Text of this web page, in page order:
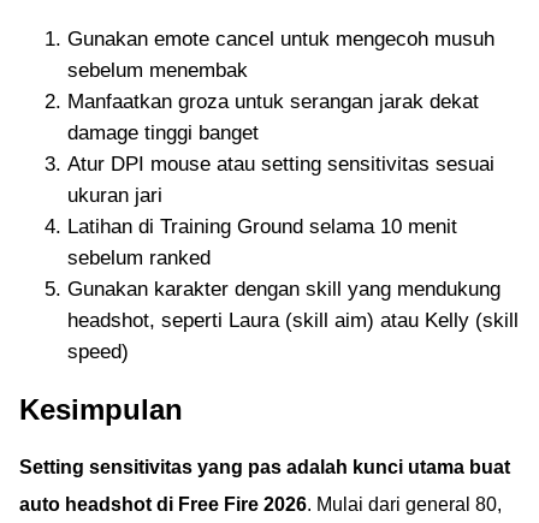
Gunakan emote cancel untuk mengecoh musuh
sebelum menembak
Manfaatkan groza untuk serangan jarak dekat
damage tinggi banget
Atur DPI mouse atau setting sensitivitas sesuai
ukuran jari
Latihan di Training Ground selama 10 menit
sebelum ranked
Gunakan karakter dengan skill yang mendukung
headshot, seperti Laura (skill aim) atau Kelly (skill
speed)
Kesimpulan
Setting sensitivitas yang pas adalah kunci utama buat
auto headshot di Free Fire 2026. Mulai dari general 80,